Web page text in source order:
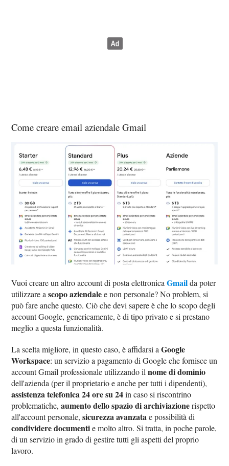
Come creare email aziendale Gmail
Vuoi creare un altro account di posta elettronicaGmailda poter
utilizzare ascopo aziendalee non personale? No problem, si
può fare anche questo. Ciò che devi sapere è che lo scopo degli
account Google, genericamente, è di tipo privato e si prestano
meglio a questa funzionalità.
La scelta migliore, in questo caso, è affidarsi aGoogle
Workspace: un servizio a pagamento di Google che fornisce un
account Gmail professionale utilizzando ilnome di dominio
dell'azienda (per il proprietario e anche per tutti i dipendenti),
assistenza telefonica 24 ore su 24in caso si riscontrino
problematiche,aumento dello spazio di archiviazionerispetto
all'account personale,sicurezza avanzatae possibilità di
condividere documentie molto altro. Si tratta, in poche parole,
di un servizio in grado di gestire tutti gli aspetti del proprio
lavoro.